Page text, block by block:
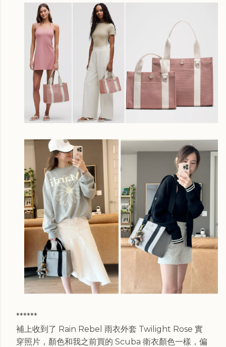
******
補上收到了 Rain Rebel 雨衣外套 Twilight Rose 實
穿照片，顏色和我之前買的 Scuba 衛衣顏色一樣，偏